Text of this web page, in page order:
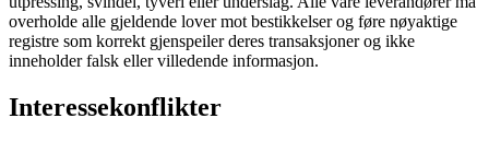
overholde alle gjeldende lover mot bestikkelser og føre nøyaktige
registre som korrekt gjenspeiler deres transaksjoner og ikke
inneholder falsk eller villedende informasjon.
Interessekonflikter